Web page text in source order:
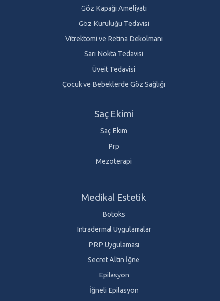
Göz Kapağı Ameliyatı
Göz Kuruluğu Tedavisi
Vitrektomi ve Retina Dekolmanı
Sarı Nokta Tedavisi
Üveit Tedavisi
Çocuk ve Bebeklerde Göz Sağlığı
Saç Ekimi
Saç Ekim
Prp
Mezoterapi
Medikal Estetik
Botoks
Intradermal Uygulamalar
PRP Uygulaması
Secret Altın İğne
Epilasyon
İğneli Epilasyon